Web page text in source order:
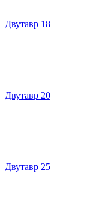
Двутавр 18
Двутавр 20
Двутавр 25